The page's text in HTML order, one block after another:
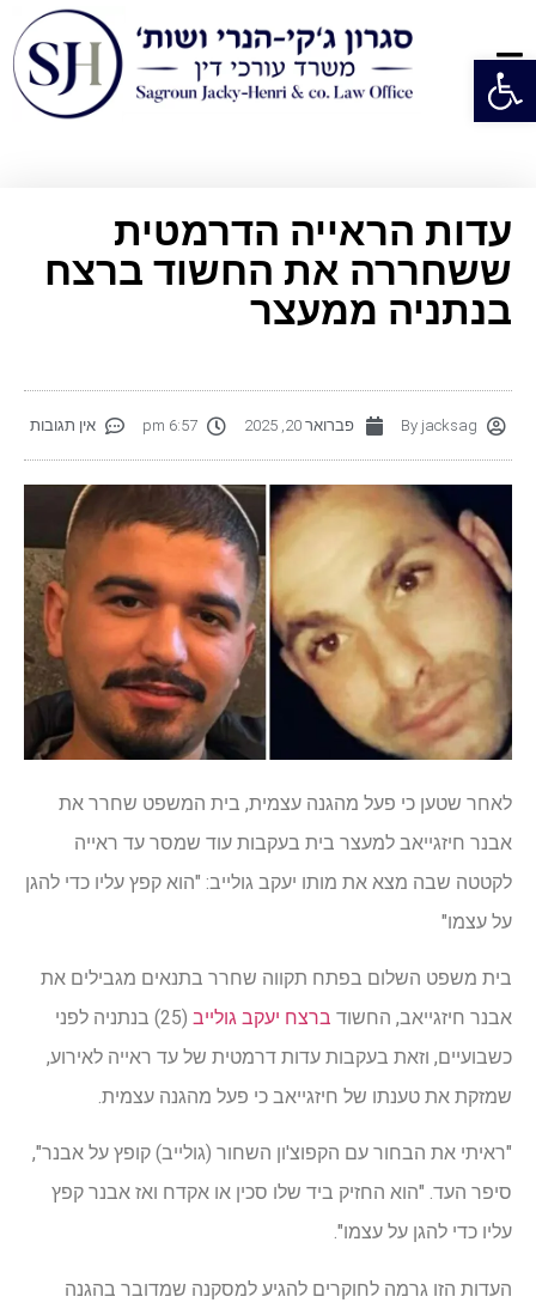
עדות הראייה הדרמטית
ששחררה את החשוד ברצח
בנתניה ממעצר
By jacksag פברואר 20, 2025 6:57 pm אין תגובות
לאחר שטען כי פעל מהגנה עצמית, בית המשפט שחרר את
אבנר חיזגייאב למעצר בית בעקבות עוד שמסר עד ראייה
לקטטה שבה מצא את מותו יעקב גולייב: "הוא קפץ עליו כדי להגן
על עצמו"
בית משפט השלום בפתח תקווה שחרר בתנאים מגבילים את
אבנר חיזגייאב, החשוד ברצח יעקב גולייב
(25) בנתניה לפני
כשבועיים, וזאת בעקבות עדות דרמטית של עד ראייה לאירוע,
שמזקת את טענתו של חיזגייאב כי פעל מהגנה עצמית.
"ראיתי את הבחור עם הקפוצ'ון השחור (גולייב) קופץ על אבנר",
סיפר העד. "הוא החזיק ביד שלו סכין או אקדח ואז אבנר קפץ
עליו כדי להגן על עצמו".
העדות הזו גרמה לחוקרים להגיע למסקנה שמדובר בהגנה
פתח סרגל נגישות